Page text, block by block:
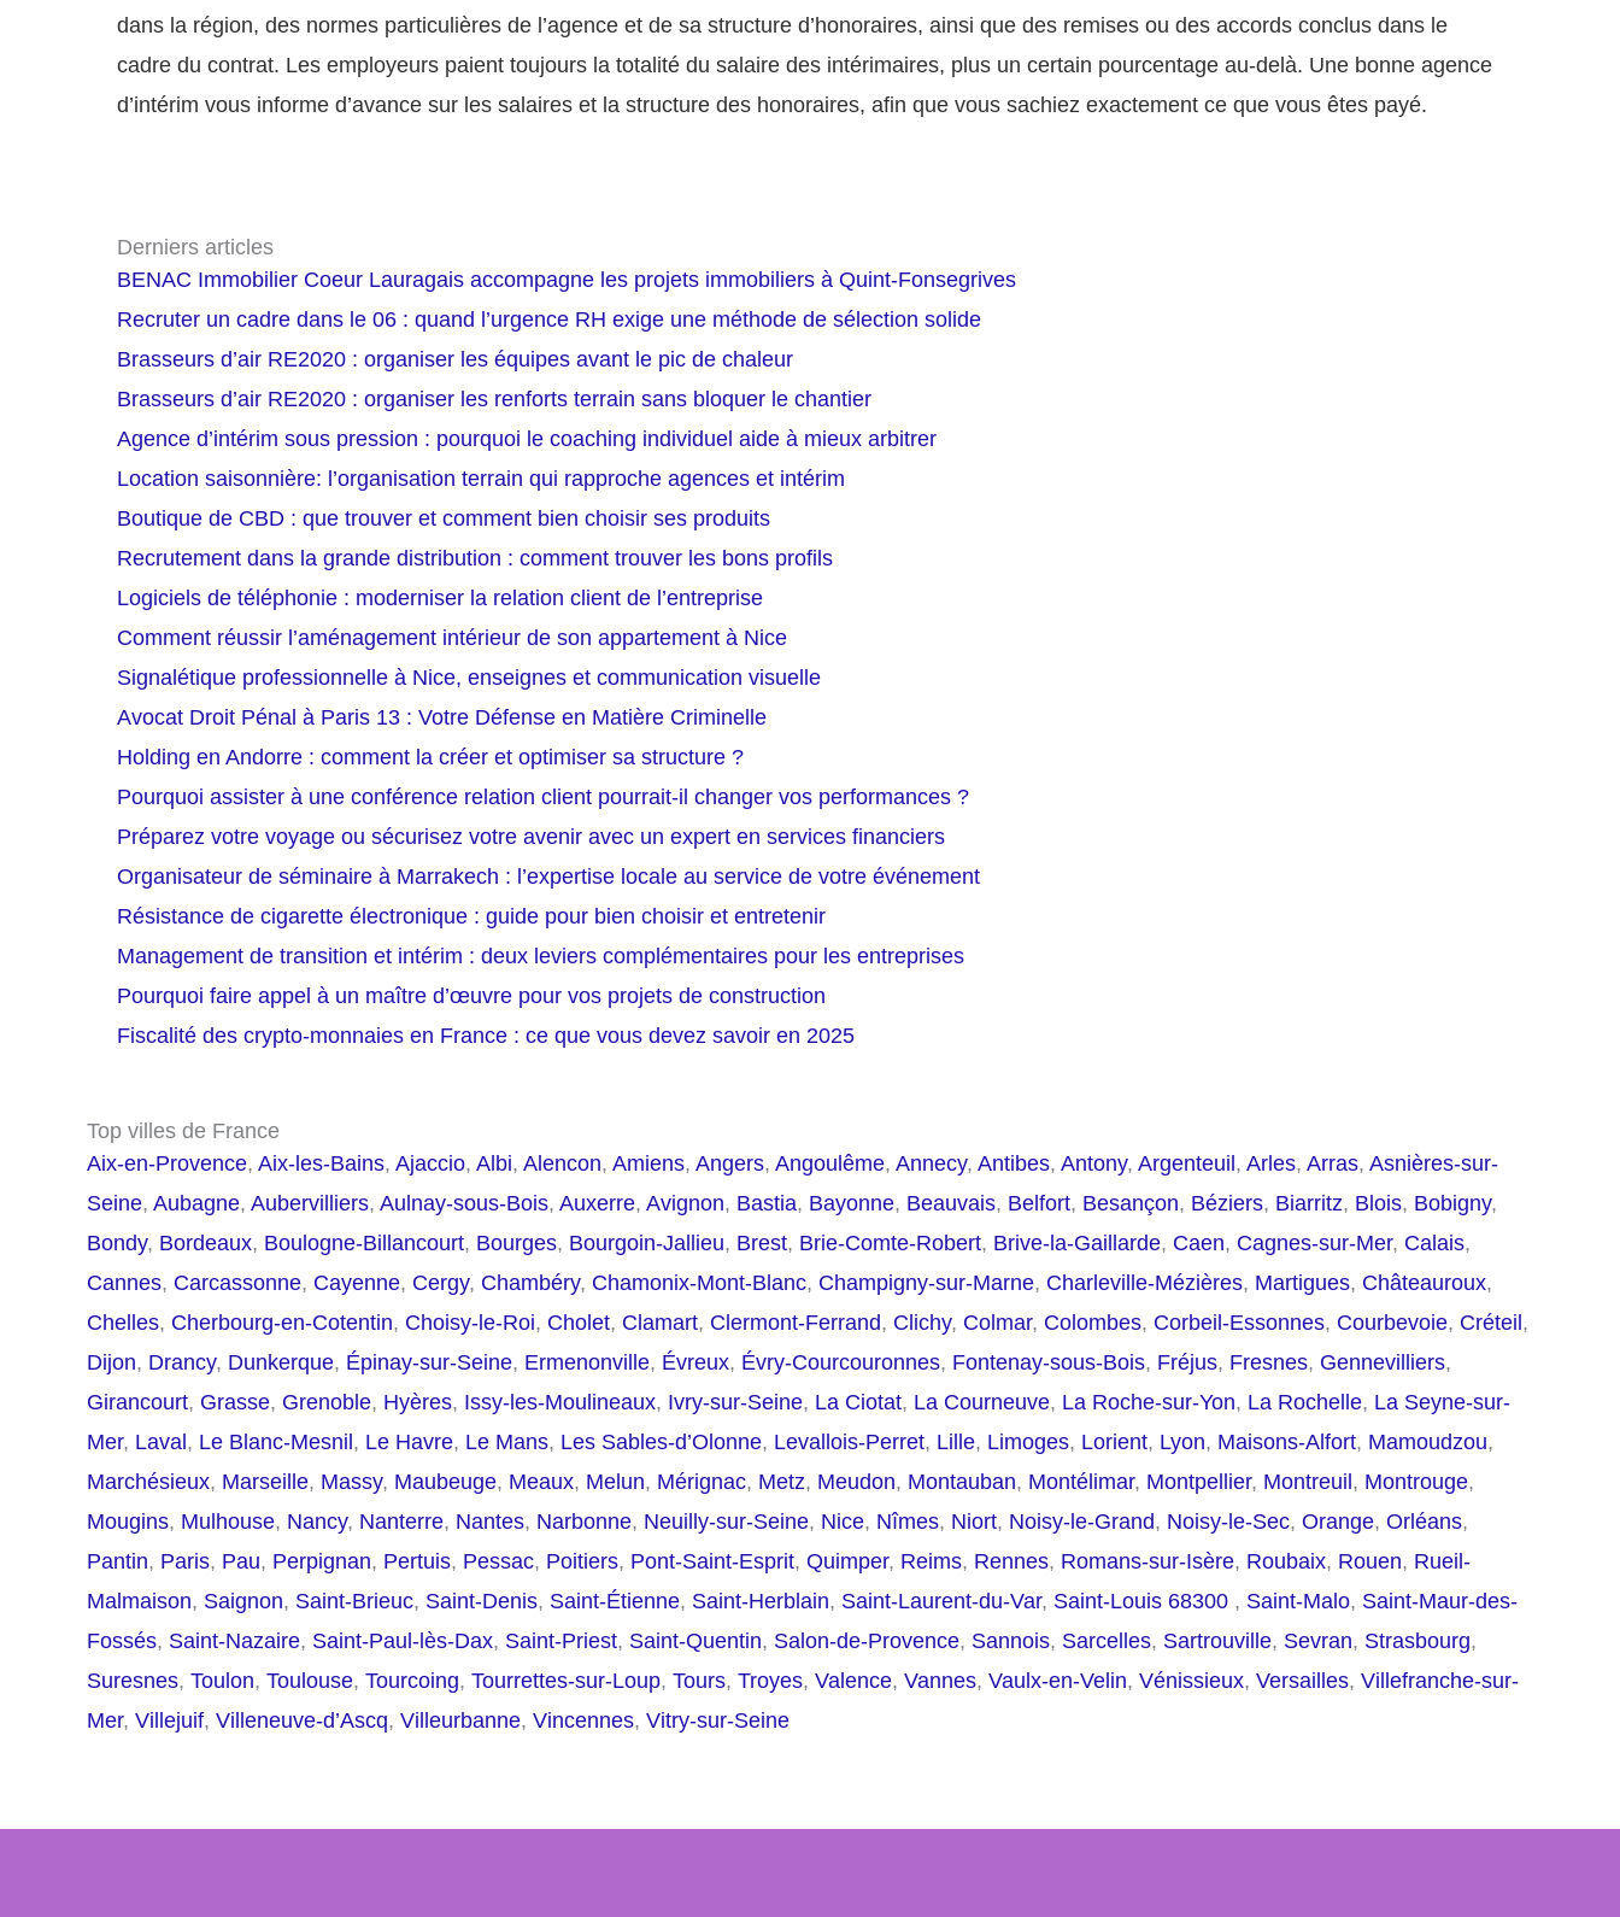
dans la région, des normes particulières de l’agence et de sa structure d’honoraires, ainsi que des remises ou des accords conclus dans le
cadre du contrat. Les employeurs paient toujours la totalité du salaire des intérimaires, plus un certain pourcentage au-delà. Une bonne agence
d’intérim vous informe d’avance sur les salaires et la structure des honoraires, afin que vous sachiez exactement ce que vous êtes payé.
Derniers articles
BENAC Immobilier Coeur Lauragais accompagne les projets immobiliers à Quint-Fonsegrives
Recruter un cadre dans le 06 : quand l’urgence RH exige une méthode de sélection solide
Brasseurs d’air RE2020 : organiser les équipes avant le pic de chaleur
Brasseurs d’air RE2020 : organiser les renforts terrain sans bloquer le chantier
Agence d’intérim sous pression : pourquoi le coaching individuel aide à mieux arbitrer
Location saisonnière: l’organisation terrain qui rapproche agences et intérim
Boutique de CBD : que trouver et comment bien choisir ses produits
Recrutement dans la grande distribution : comment trouver les bons profils
Logiciels de téléphonie : moderniser la relation client de l’entreprise
Comment réussir l’aménagement intérieur de son appartement à Nice
Signalétique professionnelle à Nice, enseignes et communication visuelle
Avocat Droit Pénal à Paris 13 : Votre Défense en Matière Criminelle
Holding en Andorre : comment la créer et optimiser sa structure ?
Pourquoi assister à une conférence relation client pourrait-il changer vos performances ?
Préparez votre voyage ou sécurisez votre avenir avec un expert en services financiers
Organisateur de séminaire à Marrakech : l’expertise locale au service de votre événement
Résistance de cigarette électronique : guide pour bien choisir et entretenir
Management de transition et intérim : deux leviers complémentaires pour les entreprises
Pourquoi faire appel à un maître d’œuvre pour vos projets de construction
Fiscalité des crypto-monnaies en France : ce que vous devez savoir en 2025
Top villes de France
Aix-en-Provence, Aix-les-Bains, Ajaccio, Albi, Alencon, Amiens, Angers, Angoulême, Annecy, Antibes, Antony, Argenteuil , Arles, Arras, Asnières-sur-
Seine, Aubagne, Aubervilliers, Aulnay-sous-Bois, Auxerre, Avignon, Bastia, Bayonne, Beauvais, Belfort, Besançon, Béziers, Biarritz, Blois, Bobigny,
Bondy, Bordeaux, Boulogne-Billancourt, Bourges, Bourgoin-Jallieu, Brest, Brie-Comte-Robert, Brive-la-Gaillarde, Caen, Cagnes-sur-Mer, Calais,
Cannes, Carcassonne, Cayenne, Cergy, Chambéry, Chamonix-Mont-Blanc, Champigny-sur-Marne, Charleville-Mézières, Martigues, Châteauroux,
Chelles, Cherbourg-en-Cotentin, Choisy-le-Roi, Cholet, Clamart, Clermont-Ferrand, Clichy, Colmar, Colombes, Corbeil-Essonnes, Courbevoie, Créteil ,
Dijon, Drancy, Dunkerque, Épinay-sur-Seine, Ermenonville, Évreux, Évry-Courcouronnes, Fontenay-sous-Bois, Fréjus, Fresnes, Gennevilliers,
Girancourt, Grasse, Grenoble, Hyères, Issy-les-Moulineaux, Ivry-sur-Seine, La Ciotat, La Courneuve, La Roche-sur-Yon, La Rochelle, La Seyne-sur-
Mer, Laval , Le Blanc-Mesnil , Le Havre, Le Mans, Les Sables-d’Olonne, Levallois-Perret, Lille, Limoges, Lorient, Lyon, Maisons-Alfort, Mamoudzou,
Marchésieux, Marseille, Massy, Maubeuge, Meaux, Melun, Mérignac, Metz, Meudon, Montauban, Montélimar, Montpellier, Montreuil , Montrouge,
Mougins, Mulhouse, Nancy, Nanterre, Nantes, Narbonne, Neuilly-sur-Seine, Nice, Nîmes, Niort, Noisy-le-Grand, Noisy-le-Sec, Orange, Orléans,
Pantin, Paris, Pau, Perpignan, Pertuis, Pessac, Poitiers, Pont-Saint-Esprit, Quimper, Reims, Rennes, Romans-sur-Isère, Roubaix, Rouen, Rueil-
Malmaison, Saignon, Saint-Brieuc, Saint-Denis, Saint-Étienne, Saint-Herblain, Saint-Laurent-du-Var, Saint-Louis 68300 , Saint-Malo, Saint-Maur-des-
Fossés, Saint-Nazaire, Saint-Paul-lès-Dax, Saint-Priest, Saint-Quentin, Salon-de-Provence, Sannois, Sarcelles, Sartrouville, Sevran, Strasbourg,
Suresnes, Toulon, Toulouse, Tourcoing, Tourrettes-sur-Loup, Tours, Troyes, Valence, Vannes, Vaulx-en-Velin, Vénissieux, Versailles, Villefranche-sur-
Mer, Villejuif, Villeneuve-d’Ascq, Villeurbanne, Vincennes, Vitry-sur-Seine